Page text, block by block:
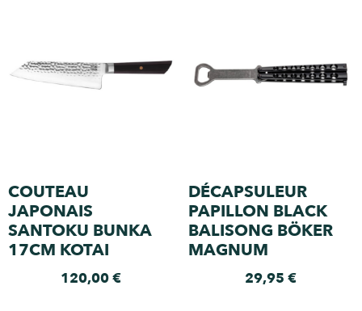
COUTEAU
JAPONAIS
SANTOKU BUNKA
17CM KOTAI
120,00€
DÉCAPSULEUR
PAPILLON BLACK
BALISONG BÖKER
MAGNUM
29,95€